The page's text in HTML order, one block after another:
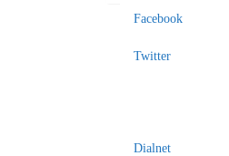
Facebook
Twitter
Dialnet
Enviar
un